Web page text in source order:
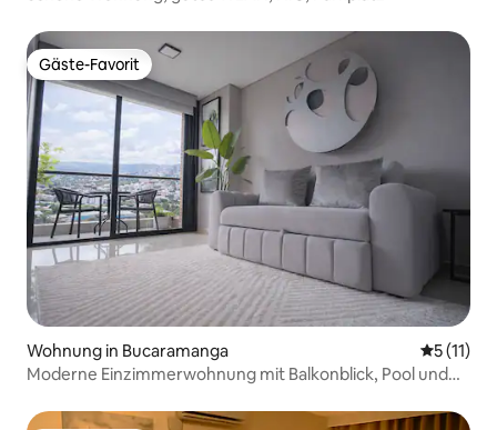
Gäste-Favorit
Gäste-Favorit
Wohnung in Bucaramanga
5 (11)
Moderne Einzimmerwohnung mit Balkonblick, Pool und